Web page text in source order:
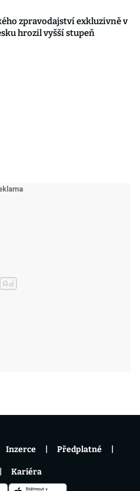
zpravodajství exkluzivně v
hrozil vyšší stupeň
Inzerce Předplatné
Kariéra